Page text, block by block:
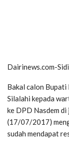
Dairinews.com-
Bakal calon
Silalahi kepada
ke DPD Nasdem di
(17/07/2017)
sudah mendapat